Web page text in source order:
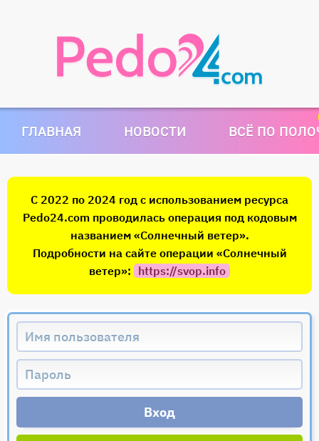
ГЛАВНАЯ НОВОСТИ ВСЁ ПО
С 2022 по 2024 год с использованием ресурса
Pedo24.com проводилась операция под кодовым
названием «Солнечный ветер».
Подробности на сайте операции «Солнечный
ветер»: https://svop.info